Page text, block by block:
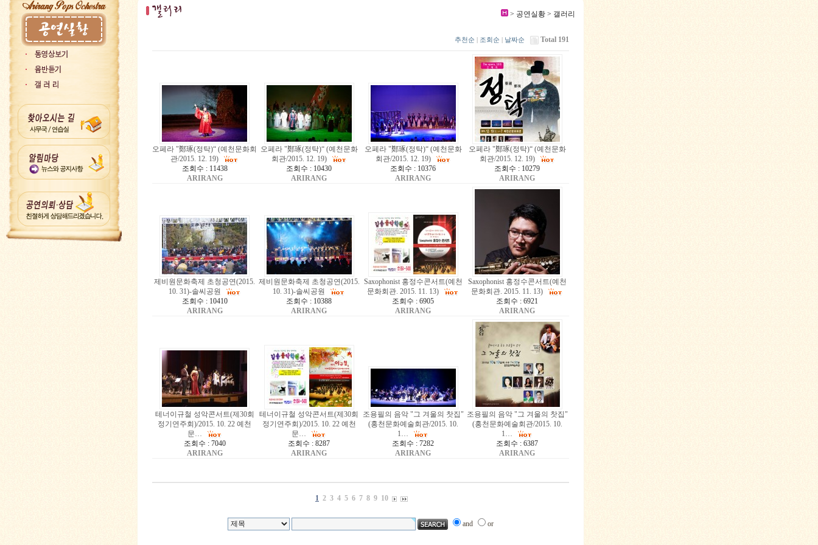
> 공연실황 > 갤러리
추천순 | 조회순 | 날짜순 Total 191
오페라 "鄭琢(정탁)“ (예천문화회
관/2015. 12. 19)
조회수 : 11438
ARIRANG
오페라 "鄭琢(정탁)“ (예천문화
회관/2015. 12. 19)
조회수 : 10430
ARIRANG
오페라 "鄭琢(정탁)“ (예천문화
회관/2015. 12. 19)
조회수 : 10376
ARIRANG
오페라 "鄭琢(정탁)“ (예천문화
회관/2015. 12. 19)
조회수 : 10279
ARIRANG
제비원문화축제 초청공연(2015.
10. 31)-솔씨공원
조회수 : 10410
ARIRANG
제비원문화축제 초청공연(2015.
10. 31)-솔씨공원
조회수 : 10388
ARIRANG
Saxophonist 홍정수콘서트(예천
문화회관. 2015. 11. 13)
조회수 : 6905
ARIRANG
Saxophonist 홍정수콘서트(예천
문화회관. 2015. 11. 13)
조회수 : 6921
ARIRANG
테너이규철 성악콘서트(제30회
정기연주회)/2015. 10. 22 예천
문…
조회수 : 7040
ARIRANG
테너이규철 성악콘서트(제30회
정기연주회)/2015. 10. 22 예천
문…
조회수 : 8287
ARIRANG
조용필의 음악 "그 겨울의 찻집"
(홍천문화예술회관/2015. 10.
1…
조회수 : 7282
ARIRANG
조용필의 음악 "그 겨울의 찻집"
(홍천문화예술회관/2015. 10.
1…
조회수 : 6387
ARIRANG
1 2 3 4 5 6 7 8 9 10
and or